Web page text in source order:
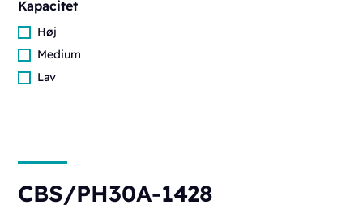
Kapacitet
Høj
Medium
Lav
CBS/PH30A-1428